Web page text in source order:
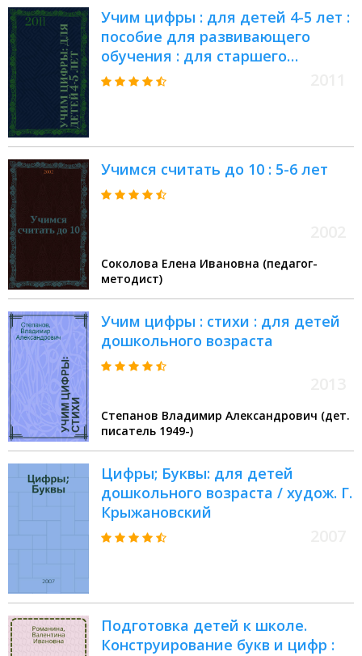
Учим цифры : для детей 4-5 лет :
пособие для развивающего
обучения : для старшего
дошкольного возраста
Учимся считать до 10 : 5-6 лет
Соколова Елена Ивановна (педагог-
методист)
Учим цифры : стихи : для детей
дошкольного возраста
Степанов Владимир Александрович (дет.
писатель 1949-)
Цифры; Буквы: для детей
дошкольного возраста / худож. Г.
Крыжановский
Подготовка детей к школе.
Конструирование букв и цифр :